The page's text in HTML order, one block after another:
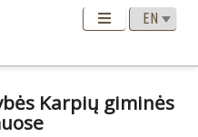
Karpių giminės